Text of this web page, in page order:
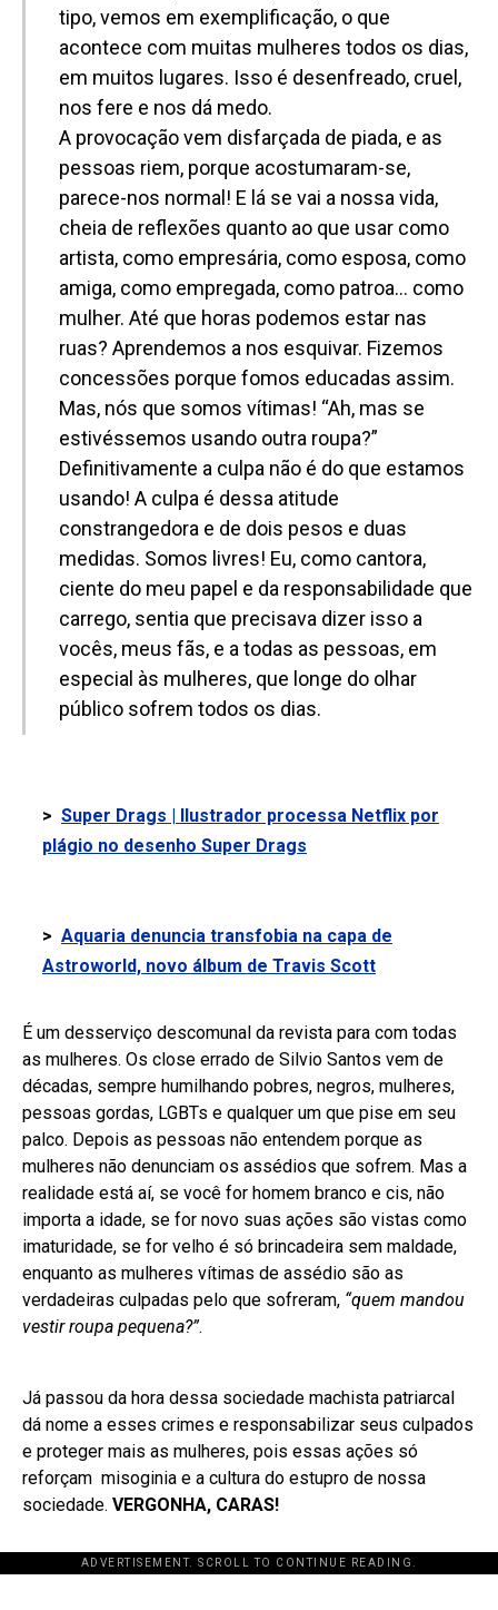
tipo, vemos em exemplificação, o que
acontece com muitas mulheres todos os dias,
em muitos lugares. Isso é desenfreado, cruel,
nos fere e nos dá medo.
A provocação vem disfarçada de piada, e as
pessoas riem, porque acostumaram-se,
parece-nos normal! E lá se vai a nossa vida,
cheia de reflexões quanto ao que usar como
artista, como empresária, como esposa, como
amiga, como empregada, como patroa… como
mulher. Até que horas podemos estar nas
ruas? Aprendemos a nos esquivar. Fizemos
concessões porque fomos educadas assim.
Mas, nós que somos vítimas! “Ah, mas se
estivéssemos usando outra roupa?”
Definitivamente a culpa não é do que estamos
usando! A culpa é dessa atitude
constrangedora e de dois pesos e duas
medidas. Somos livres! Eu, como cantora,
ciente do meu papel e da responsabilidade que
carrego, sentia que precisava dizer isso a
vocês, meus fãs, e a todas as pessoas, em
especial às mulheres, que longe do olhar
público sofrem todos os dias.
> Super Drags | Ilustrador processa Netflix por
plágio no desenho Super Drags
> Aquaria denuncia transfobia na capa de
Astroworld, novo álbum de Travis Scott
É um desserviço descomunal da revista para com todas
as mulheres. Os close errado de Silvio Santos vem de
décadas, sempre humilhando pobres, negros, mulheres,
pessoas gordas, LGBTs e qualquer um que pise em seu
palco. Depois as pessoas não entendem porque as
mulheres não denunciam os assédios que sofrem. Mas a
realidade está aí, se você for homem branco e cis, não
importa a idade, se for novo suas ações são vistas como
imaturidade, se for velho é só brincadeira sem maldade,
enquanto as mulheres vítimas de assédio são as
verdadeiras culpadas pelo que sofreram, “quem mandou
vestir roupa pequena?”.
Já passou da hora dessa sociedade machista patriarcal
dá nome a esses crimes e responsabilizar seus culpados
e proteger mais as mulheres, pois essas ações só
reforçam misoginia e a cultura do estupro de nossa
sociedade. VERGONHA, CARAS!
ADVERTISEMENT. SCROLL TO CONTINUE READING.